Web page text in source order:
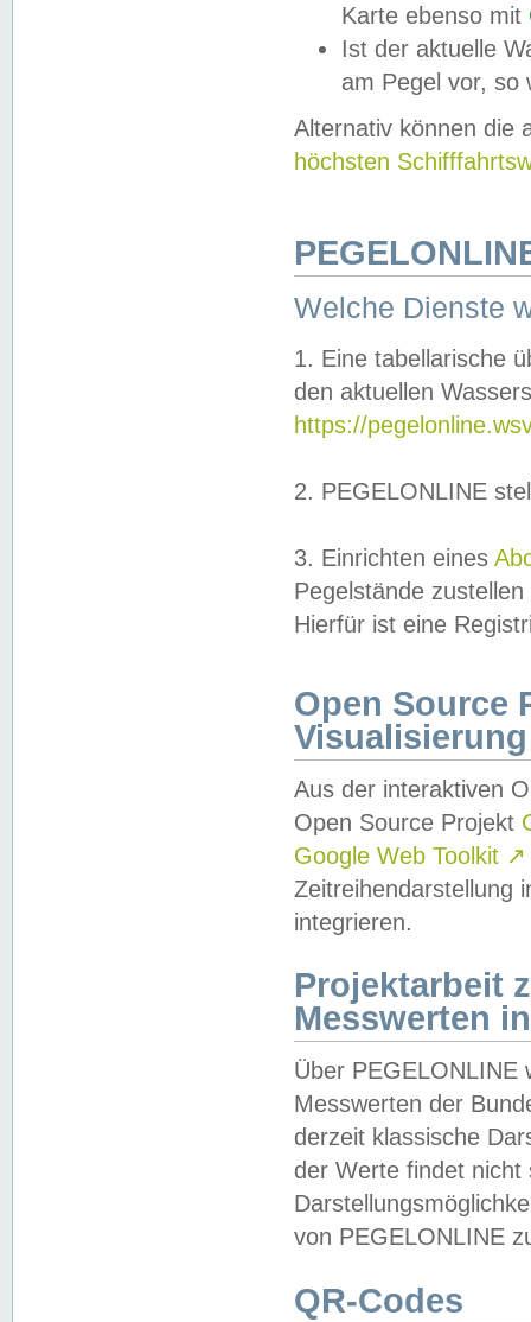
Karte ebenso mit
Ist der aktuelle
am Pegel vor,
Alternativ können die
höchsten
Welche Dienste
1. Eine tabellarische
den aktuellen
https://
2. PEGELONLINE
3. Einrichten eines
Pegelstände
Hierfür ist eine
Open Source
Visualisierung
Aus der interaktiven
Open Source Projekt
Google Web Toolkit ↗
Zeitreihendarstellung
integrieren.
Projektarbeit
Messwerten
Über PEGELONLINE
Messwerten der
derzeit klassische
der Werte findet
von PEGELONLINE
QR-Codes